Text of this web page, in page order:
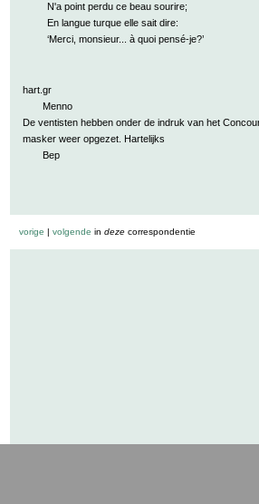
N'a point perdu ce beau sourire;
En langue turque elle sait dire:
‘Merci, monsieur... à quoi pensé-je?’
hart.gr
Menno
De ventisten hebben onder de indruk van het
masker weer opgezet. Hartelijks
Bep
vorige volgende in dezecorrespondentie